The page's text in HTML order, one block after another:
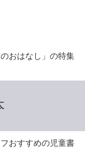
おはなし」の特集
おすすめの児童書